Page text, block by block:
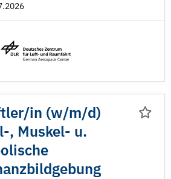
in (w/m/d)
, Muskel- u.